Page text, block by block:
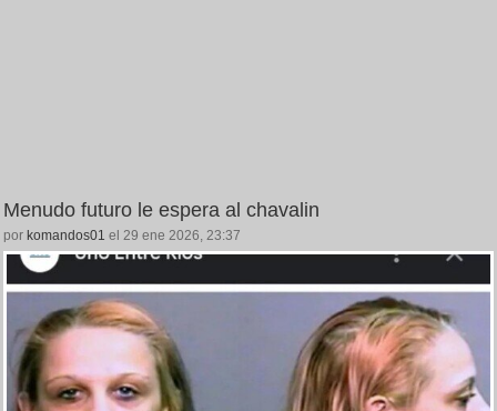
Menudo futuro le espera al chavalin
por komandos01 el 29 ene 2026, 23:37